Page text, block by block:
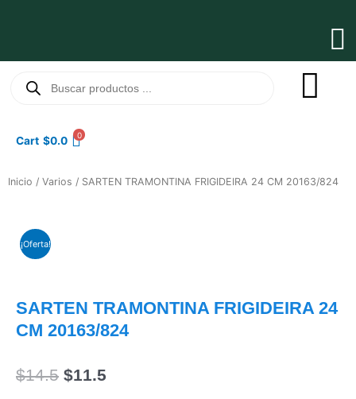
productos
Cart $0.0 0
Inicio / Varios / SARTEN TRAMONTINA FRIGIDEIRA 24 CM 20163/824
¡Oferta!
SARTEN TRAMONTINA FRIGIDEIRA 24
CM 20163/824
$14.5 El
$11.5